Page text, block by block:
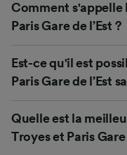
Comment s'appelle
Paris Gare de l’Est ?
Est-ce qu'il est
Paris Gare de l’Est
Quelle est la
Troyes et Paris Gare